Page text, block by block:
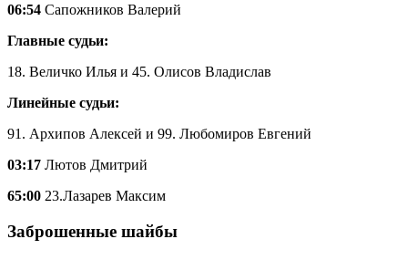
06:54 Сапожников Валерий
Главные судьи:
18. Величко Илья и 45. Олисов Владислав
Линейные судьи:
91. Архипов Алексей и 99. Любомиров Евгений
03:17 Лютов Дмитрий
65:00 23.Лазарев Максим
Заброшенные шайбы